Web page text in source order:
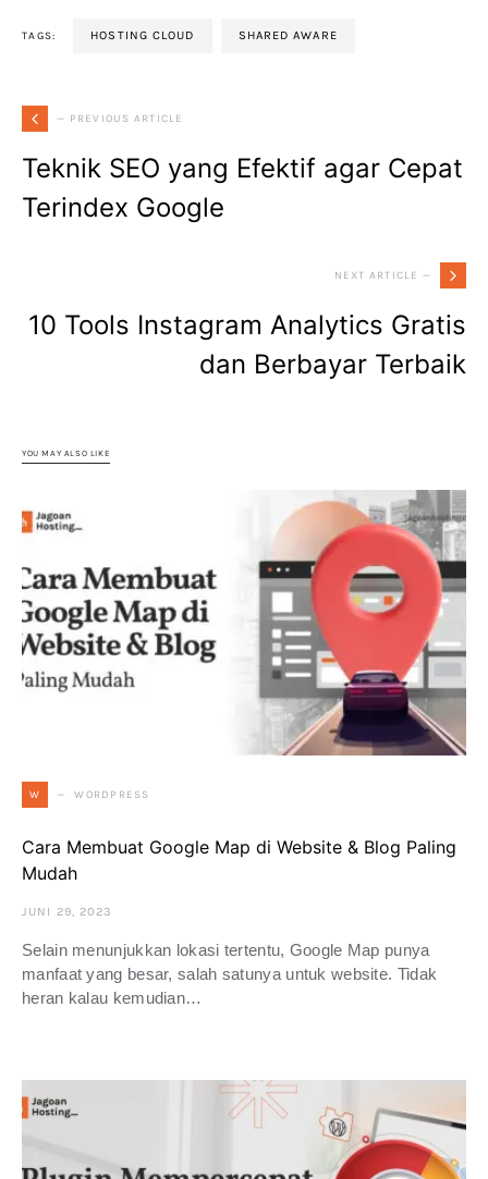
TAGS: HOSTING CLOUD SHARED AWARE
— PREVIOUS ARTICLE
Teknik SEO yang Efektif agar Cepat
Terindex Google
NEXT ARTICLE —
10 Tools Instagram Analytics Gratis
dan Berbayar Terbaik
YOU MAY ALSO LIKE
W WORDPRESS
Cara Membuat Google Map di Website & Blog Paling
Mudah
JUNI 29, 2023
Selain menunjukkan lokasi tertentu, Google Map punya
manfaat yang besar, salah satunya untuk website. Tidak
heran kalau kemudian…